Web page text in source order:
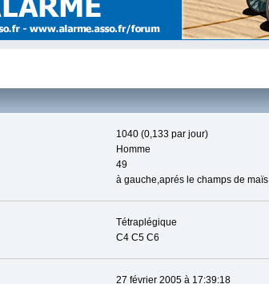
1040 (0,133 par jour)
Homme
49
à gauche,aprés le champs de maïs
Tétraplégique
C4 C5 C6
27 février 2005 à 17:39:18